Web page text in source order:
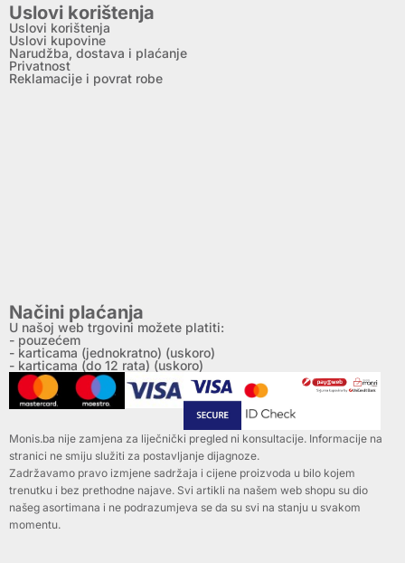
Uslovi korištenja
Uslovi korištenja
Uslovi kupovine
Narudžba, dostava i plaćanje
Privatnost
Reklamacije i povrat robe
Načini plaćanja
U našoj web trgovini možete platiti:
- pouzećem
- karticama (jednokratno) (uskoro)
- karticama (do 12 rata) (uskoro)
Monis.ba nije zamjena za liječnički pregled ni konsultacije. Informacije na
stranici ne smiju služiti za postavljanje dijagnoze.
Zadržavamo pravo izmjene sadržaja i cijene proizvoda u bilo kojem
trenutku i bez prethodne najave. Svi artikli na našem web shopu su dio
našeg asortimana i ne podrazumjeva se da su svi na stanju u svakom
momentu.